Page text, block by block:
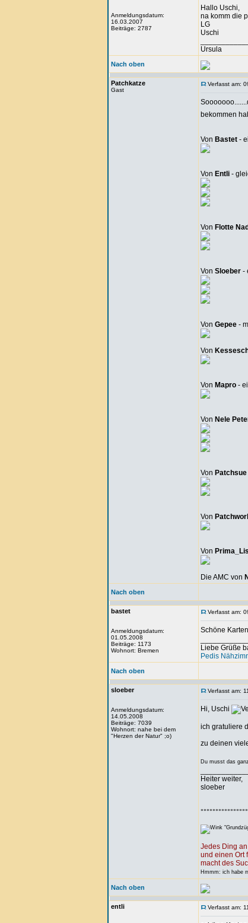
Anmeldungsdatum:
16.03.2007
Beiträge: 2787
Hallo Uschi,
na komm die
LG
Uschi
Ursula
Nach oben
Patchkatze
Gast
Verfasst am:
bekommen
Von Bastet -
Von Entli -
Von Flotte
Von Sloeber -
Von Gepee -
Von
Von Mapro -
Von Nele
Von Patchsue
Von
Von
Die AMC von
Nach oben
bastet
Anmeldungsdatum:
01.05.2008
Beiträge: 1173
Wohnort: Bremen
Verfasst am:
Schöne
Liebe Grüße
Pedis
Nach oben
sloeber
Anmeldungsdatum:
14.05.2008
Beiträge: 7039
Wohnort: nahe bei dem
"Herzen der Natur" ;o)
Verfasst am:
Hi, Uschi
ich gratuliere
zu deinen
Du musst das
Heiter weiter,
sloeber
Jedes Ding
und einen Ort
macht des
Hmmm: ich habe
Nach oben
entli Verfasst am: